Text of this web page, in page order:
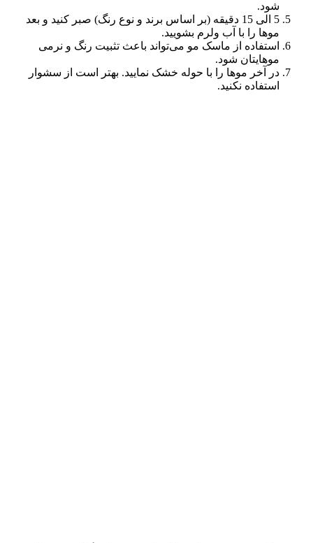
شود.
5 الی 15 دقیقه (بر اساس برند و نوع رنگ) صبر کنید و بعد
موها را با آب ولرم بشویید.
استفاده از ماسک مو می‌تواند باعث تثبیت رنگ و نرمی
موهایتان شود.
در آخر موها را با حوله خشک نمایید. بهتر است از سشوار
استفاده نکنید.